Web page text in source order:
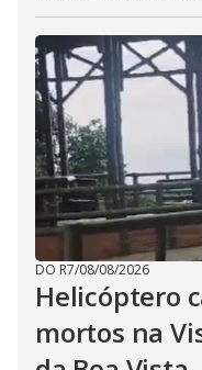
DO R7/08/08/2026
Helicóptero
mortos na